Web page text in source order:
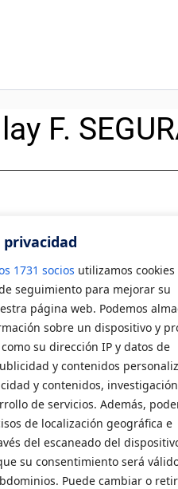
1731 socios utilizamos cookies
seguimiento para mejorar su
página web. Podemos
sobre un dispositivo y
su dirección IP y datos de
y contenidos
y contenidos,
de servicios. Además,
de localización geográfica e
del escaneado del
su consentimiento será
Puede cambiar o
F.
I.
edificio 3, 1º, puerta 2. 46440,